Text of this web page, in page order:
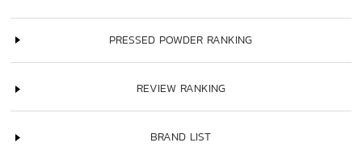
PRESSED POWDER RANKING
REVIEW RANKING
BRAND LIST